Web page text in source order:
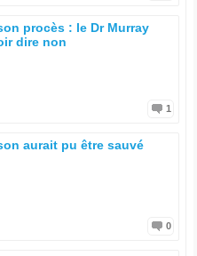
procès : le Dr Murray
dire non
1
aurait pu être sauvé
0